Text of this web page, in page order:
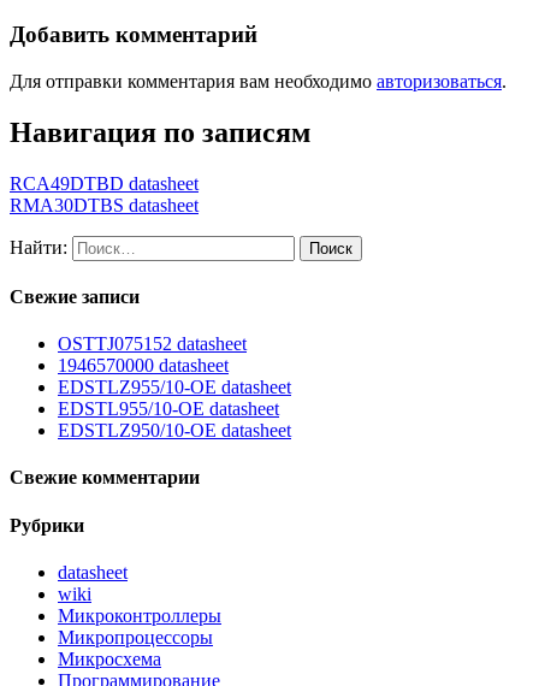
Добавить комментарий
Для отправки комментария вам необходимо авторизоваться.
Навигация по записям
RCA49DTBD datasheet
RMA30DTBS datasheet
Найти:
Свежие записи
OSTTJ075152 datasheet
1946570000 datasheet
EDSTLZ955/10-OE datasheet
EDSTL955/10-OE datasheet
EDSTLZ950/10-OE datasheet
Свежие комментарии
Рубрики
datasheet
wiki
Микроконтроллеры
Микропроцессоры
Микросхема
Программирование